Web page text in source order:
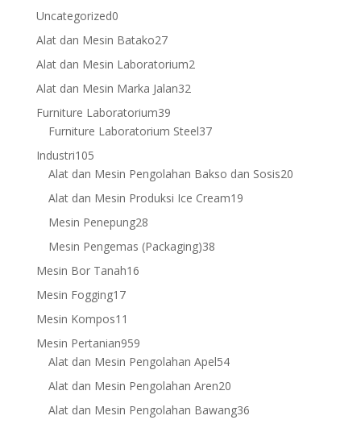
products
Uncategorized00
products
Alat dan Mesin Batako2727
products
Alat dan Mesin Laboratorium22
Alat dan Mesin Marka Jalan3232
Furniture Laboratorium3939
products
Furniture Laboratorium Steel3737
Industri105105
products
Alat dan Mesin Pengolahan Bakso dan Sosis2020
Alat dan Mesin Produksi Ice Cream1919
Mesin Penepung2828
products
Mesin Pengemas (Packaging)3838
Mesin Bor Tanah1616
Mesin Fogging1717
products
Mesin Kompos11
products
Mesin Pertanian959959
products
Alat dan Mesin Pengolahan Apel5454
products
Alat dan Mesin Pengolahan Aren2020
products
Alat dan Mesin Pengolahan Bawang3636